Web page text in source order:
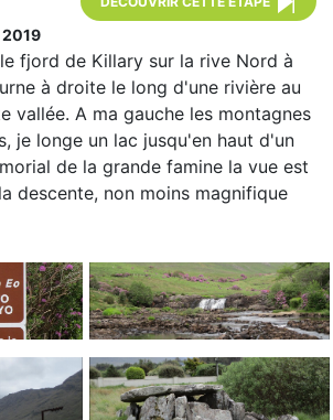
fjord de Killary sur la rive Nord à
à droite le long d'une rivière au
vallée. A ma gauche les montagnes
je longe un lac jusqu'en haut d'un
de la grande famine la vue est
descente, non moins magnifique